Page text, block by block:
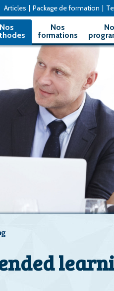
Articles | Package de formation |
Nos
Nos
formations